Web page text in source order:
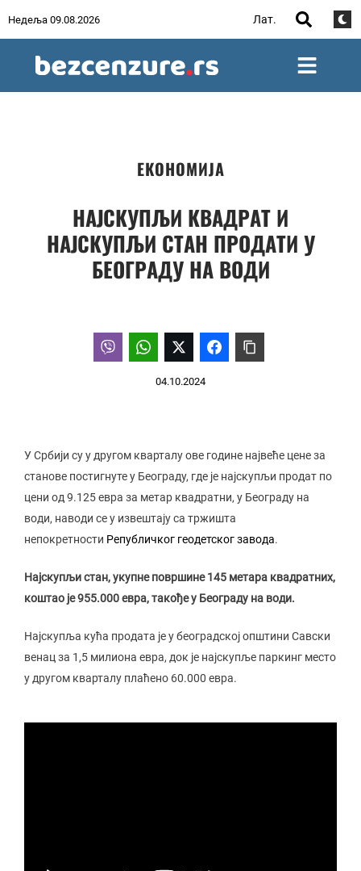
Недеља 09.08.2026 Лат.
ЕКОНОМИЈА
НАЈСКУПЉИ КВАДРАТ И
НАЈСКУПЉИ СТАН ПРОДАТИ У
БЕОГРАДУ НА ВОДИ
04.10.2024
У Србији су у другом кварталу ове године највеће цене за
станове постигнуте у Београду, где је најскупљи продат по
цени од 9.125 евра за метар квадратни, у Београду на
води, наводи се у извештају са тржишта
непокретности Републичког геодетског завода.
Најскупљи стан, укупне површине 145 метара квадратних,
коштао је 955.000 евра, такође у Београду на води.
Најскупља кућа продата је у београдској општини Савски
венац за 1,5 милиона евра, док је најскупље паркинг место
у другом кварталу плаћено 60.000 евра.